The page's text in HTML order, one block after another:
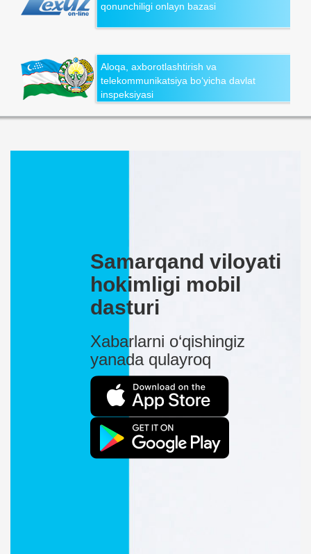
qonunchiligi onlayn bazasi
Aloqa, axborotlashtirish va
telekommunikatsiya bo‘yicha davlat
inspeksiyasi
Samarqand viloyati
hokimligi mobil
dasturi
Xabarlarni o‘qishingiz
yanada qulayroq